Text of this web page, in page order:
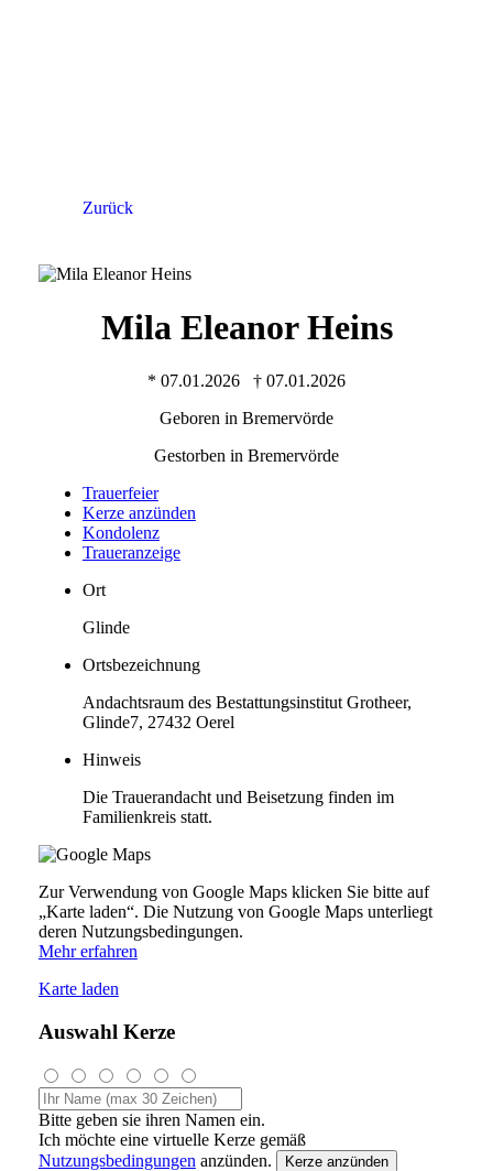
Zurück
Mila Eleanor Heins
* 07.01.2026 † 07.01.2026
Geboren in Bremervörde
Gestorben in Bremervörde
Trauer­feier
Kerze anzünden
Kondo­lenz
Trauer­anzeige
Ort
Glinde
Ortsbezeichnung
Andachtsraum des Bestattungsinstitut Grotheer,
Glinde7, 27432 Oerel
Hinweis
Die Trauerandacht und Beisetzung finden im
Familienkreis statt.
Zur Verwendung von Google Maps klicken Sie bitte auf
„Karte laden“. Die Nutzung von Google Maps unterliegt
deren Nutzungsbedingungen.
Mehr erfahren
Karte laden
Auswahl Kerze
Bitte geben sie ihren Namen ein.
Ich möchte eine virtuelle Kerze gemäß
Nutzungsbedingungen anzünden. Kerze anzünden